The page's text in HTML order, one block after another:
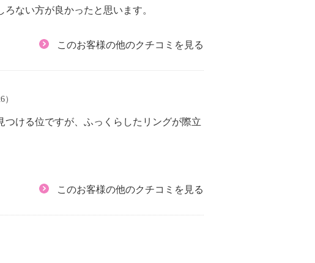
ない方が良かったと思います。
このお客様の他のクチコミを見る
ける位ですが、ふっくらしたリングが際立
このお客様の他のクチコミを見る